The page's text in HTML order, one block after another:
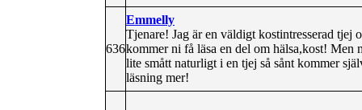
636
Emmelly
Tjenare! Jag är en väldigt kostintresserad tjej
kommer ni få läsa en del om hälsa,kost!
lite smått naturligt i en tjej så sånt kommer
läsning mer!